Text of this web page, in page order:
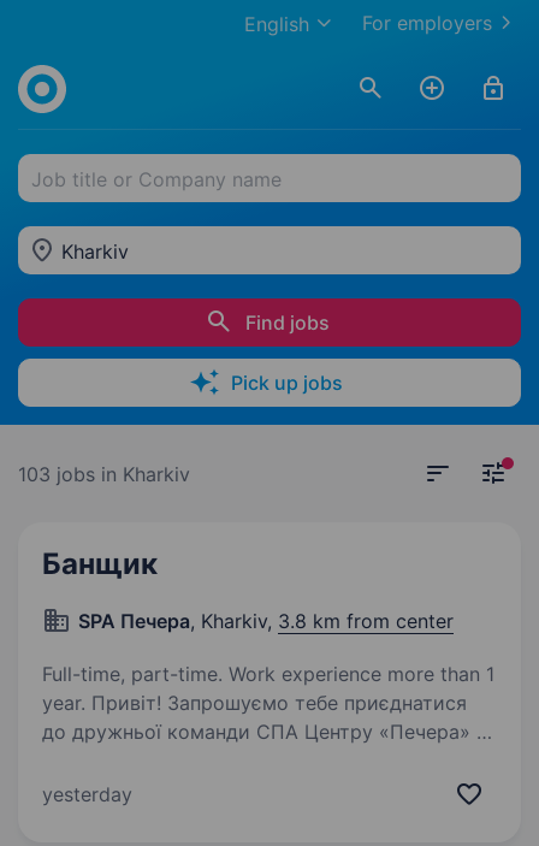
For employers
English
Job title or Company name
Kharkiv
Find jobs
Pick up jobs
103 jobs in Kharkiv
Банщик
SPA Печера, Kharkiv, 3.8 km from center
Full-time, part-time. Work experience more than 1
year. Привіт! Запрошуємо тебе приєднатися
до дружньої команди СПА Центру «Печера» —
задоволення від відпочинку та оздоровлення.
yesterday